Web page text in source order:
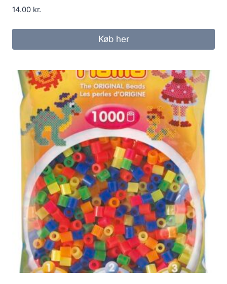
14.00 kr.
Køb her